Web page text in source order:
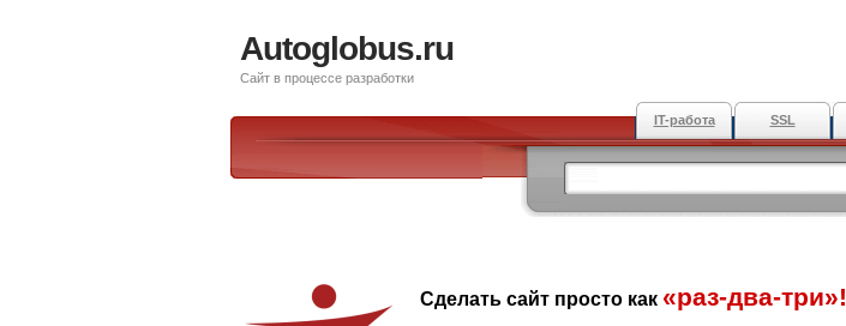
Autoglobus.ru
Сайт в процессе разработки
IT-работа SSL
Сделать сайт просто как «раз-два-три»!